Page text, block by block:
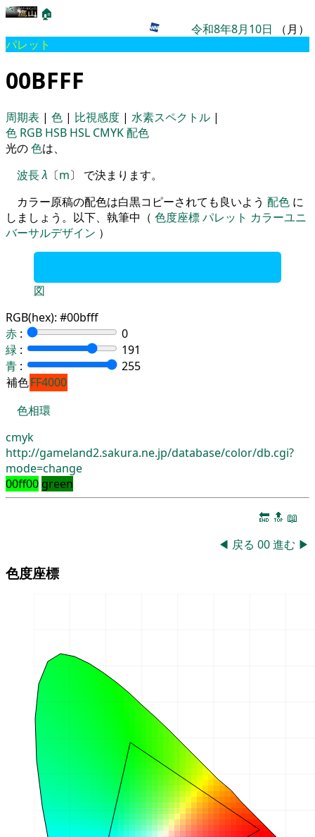
🏠
令和8年8月10日 （月）
パレット
00BFFF
周期表 | 色 | 比視感度 | 水素スペクトル |
色 RGB HSB HSL CMYK配色
光の色は、
波長λ 〔m〕 で決まります。
カラー原稿の配色は白黒コピーされても良いよう 配色 に
しましょう。以下、執筆中（ 色度座標パレット カラーユニ
バーサルデザイン ）
図
RGB(hex): #00bfff
赤 :
0
緑 :
191
青 :
255
補色FF4000
色相環
cmyk
http://gameland2.sakura.ne.jp/database/color/db.cgi?
mode=change
00ff00 green
🔚 🔝 📖
◀ 戻る 00進む ▶
色度座標